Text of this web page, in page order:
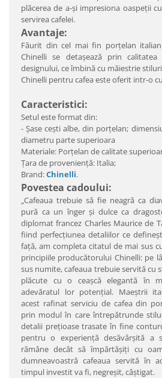
plăcerea de a-şi impresiona oaspeţii
servirea cafelei.
Avantaje:
Făurit din cel mai fin porţelan
Chinelli se detaşează prin
designului, ce îmbină cu măiestrie
Chinelli pentru cafea este oferit intr-o
Caracteristici:
Setul este format din:
- Şase ceşti albe, din porţelan;
diametru parte superioara
Materiale: Porţelan de calitate
Ţara de provenienţă: Italia;
Brand:Chinelli.
Povestea cadoului:
„Cafeaua trebuie să fie neagră ca
pură ca un înger şi dulce ca
diplomat francez Charles Maurice de
fiind perfecţiunea detaliilor ce
faţă, am completa citatul de mai sus
principiile producătorului Chinelli: pe
sus numite, cafeaua trebuie servită cu
plăcute cu o ceaşcă elegantă în
adevăratul lor potenţial. Maeştrii
acest rafinat serviciu de cafea din
prin modul în care întrepătrunde
detalii preţioase trasate în fine
pentru o experienţă desăvârşită a
rămâne decât să împărtăşiţi cu
dumneavoastră cafeaua servită în
timpul investit va fi, negreşit, câştigat.